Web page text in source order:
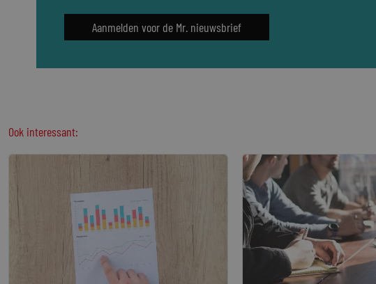
Aanmelden voor de Mr. nieuwsbrief
Ook interessant: